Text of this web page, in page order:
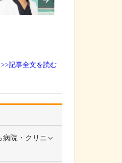
病院・クリニ
>>記事全文を読む